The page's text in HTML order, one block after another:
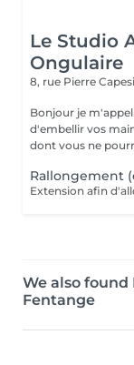
Le Studio
Ongulaire
8, rue Pierre
Bonjour je
d'embellir vos
dont vous ne
Rallongement
We also
Fentange